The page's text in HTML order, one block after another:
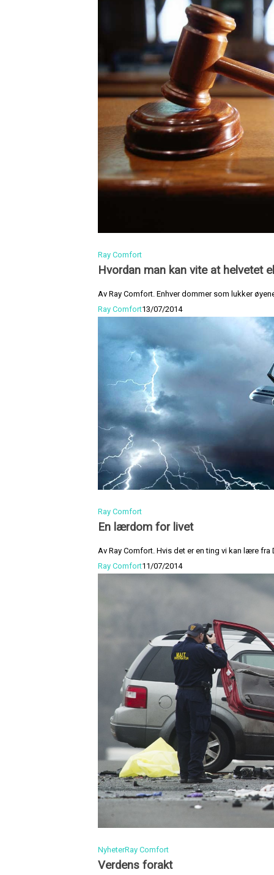
Ray Comfort
Hvordan man kan vite at helvetet
Av Ray Comfort. Enhver dommer som lukker
Ray Comfort13/07/2014
Ray Comfort
En lærdom for livet
Av Ray Comfort. Hvis det er en ting vi kan lære fra
Ray Comfort11/07/2014
NyheterRay Comfort
Verdens forakt